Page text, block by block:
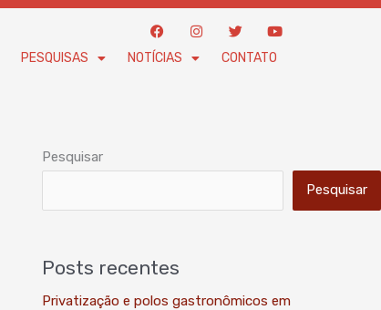
F
a
c
e
I
n
t
T
w
i
t
Y
o
u
t
PESQUISAS NOTÍCIAS CONTATO
Pesquisar
Pesquisar
Posts recentes
Privatização e polos gastronômicos em